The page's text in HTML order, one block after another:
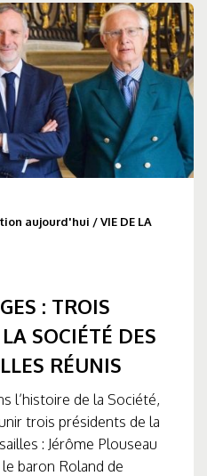
aujourd'hui /VIE DE LA
: TROIS
SOCIÉTÉ DES
RÉUNIS
l’histoire de la Société,
trois présidents de la
: Jérôme Plouseau
baron Roland de